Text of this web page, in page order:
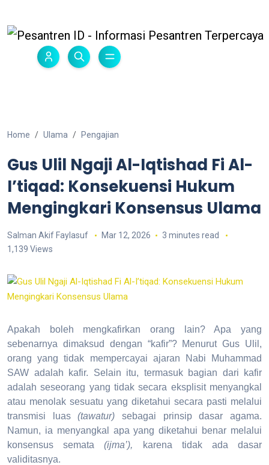
Home Ulama Pengajian
Gus Ulil Ngaji Al-Iqtishad Fi Al-
I’tiqad: Konsekuensi Hukum
Mengingkari Konsensus Ulama
Salman Akif Faylasuf Mar 12, 2026
3 minutes read
1,139 Views
Apakah boleh mengkafirkan orang lain? Apa yang
sebenarnya dimaksud dengan “kafir”? Menurut Gus Ulil,
orang yang tidak mempercayai ajaran Nabi Muhammad
SAW adalah kafir. Selain itu, termasuk bagian dari kafir
adalah seseorang yang tidak secara eksplisit menyangkal
atau menolak sesuatu yang diketahui secara pasti melalui
transmisi luas(tawatur) sebagai prinsip dasar agama.
Namun, ia menyangkal apa yang diketahui benar melalui
konsensus semata(ijma’), karena tidak ada dasar
validitasnya.